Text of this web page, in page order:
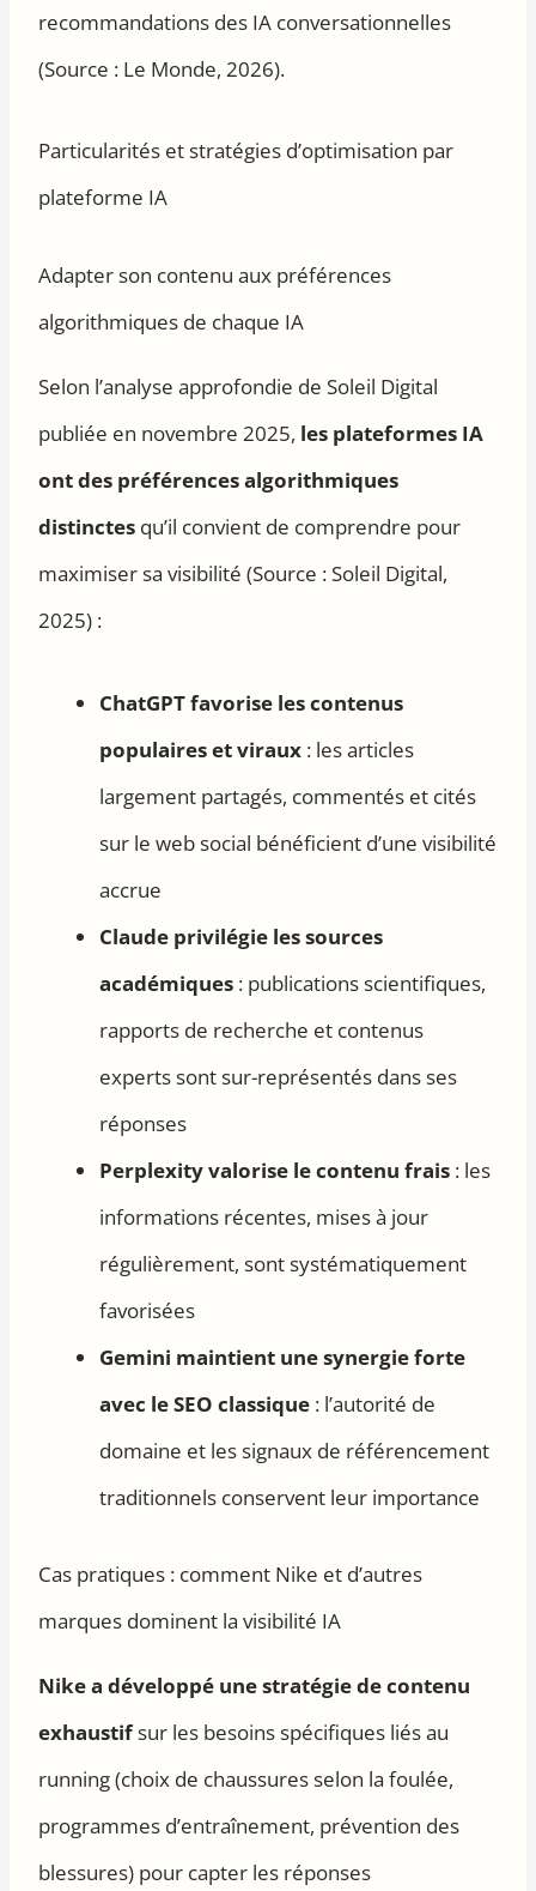
recommandations des IA conversationnelles
(Source : Le Monde, 2026).
Particularités et stratégies d’optimisation par
plateforme IA
Adapter son contenu aux préférences
algorithmiques de chaque IA
Selon l’analyse approfondie de Soleil Digital
publiée en novembre 2025, les plateformes IA
ont des préférences algorithmiques
distinctes qu’il convient de comprendre pour
maximiser sa visibilité (Source : Soleil Digital,
2025) :
ChatGPT favorise les contenus
populaires et viraux : les articles
largement partagés, commentés et cités
sur le web social bénéficient d’une visibilité
accrue
Claude privilégie les sources
académiques : publications scientifiques,
rapports de recherche et contenus
experts sont sur-représentés dans ses
réponses
Perplexity valorise le contenu frais : les
informations récentes, mises à jour
régulièrement, sont systématiquement
favorisées
Gemini maintient une synergie forte
avec le SEO classique : l’autorité de
domaine et les signaux de référencement
traditionnels conservent leur importance
Cas pratiques : comment Nike et d’autres
marques dominent la visibilité IA
Nike a développé une stratégie de contenu
exhaustifsur les besoins spécifiques liés au
running (choix de chaussures selon la foulée,
programmes d’entraînement, prévention des
blessures) pour capter les réponses